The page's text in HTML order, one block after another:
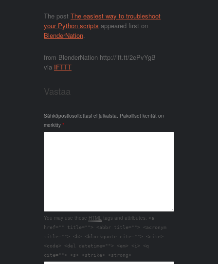
The post The easiest way to troubleshoot
your Python scripts appeared first on
BlenderNation.
from BlenderNation http://ift.tt/2ePvYgB
via IFTTT
Vastaa
Sähköpostiosoitettasi ei julkaista. Pakolliset kentät on
merkitty *
You may use these HTML tags and attributes: <a
href="" title=""> <abbr title=""> <acronym
title=""> <b> <blockquote cite=""> <cite>
<code> <del datetime=""> <em> <i> <q
cite=""> <s> <strike> <strong>